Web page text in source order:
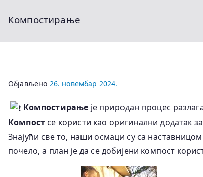
Компостирање
Објављено 26. новембар 2024.
Компостирање је природан процес
Компост се користи као оригинални додатак
Знајући све то, наши осмаци су са
почело, а план је да се добијени компост